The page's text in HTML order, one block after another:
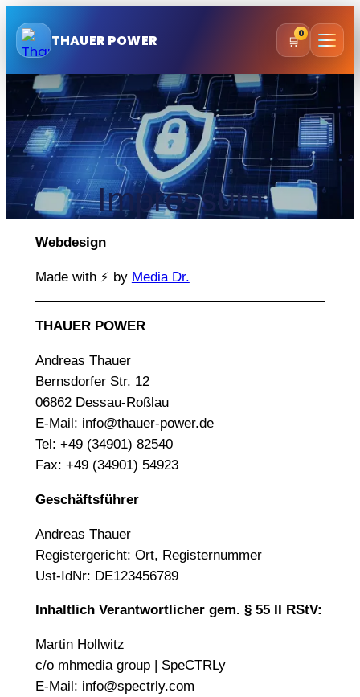
Inhalt
springen
THAUER POWER 🛒0
Impressum
Webdesign
Made with ⚡ by Media Dr.
THAUER POWER
Andreas Thauer
Bernsdorfer Str. 12
06862 Dessau-Roßlau
E-Mail: info@thauer-power.de
Tel: +49 (34901) 82540
Fax: +49 (34901) 54923
Geschäftsführer
Andreas Thauer
Registergericht: Ort, Registernummer
Ust-IdNr: DE123456789
Inhaltlich Verantwortlicher gem. § 55 II RStV:
Martin Hollwitz
c/o mhmedia group | SpeCTRLy
E-Mail: info@spectrly.com